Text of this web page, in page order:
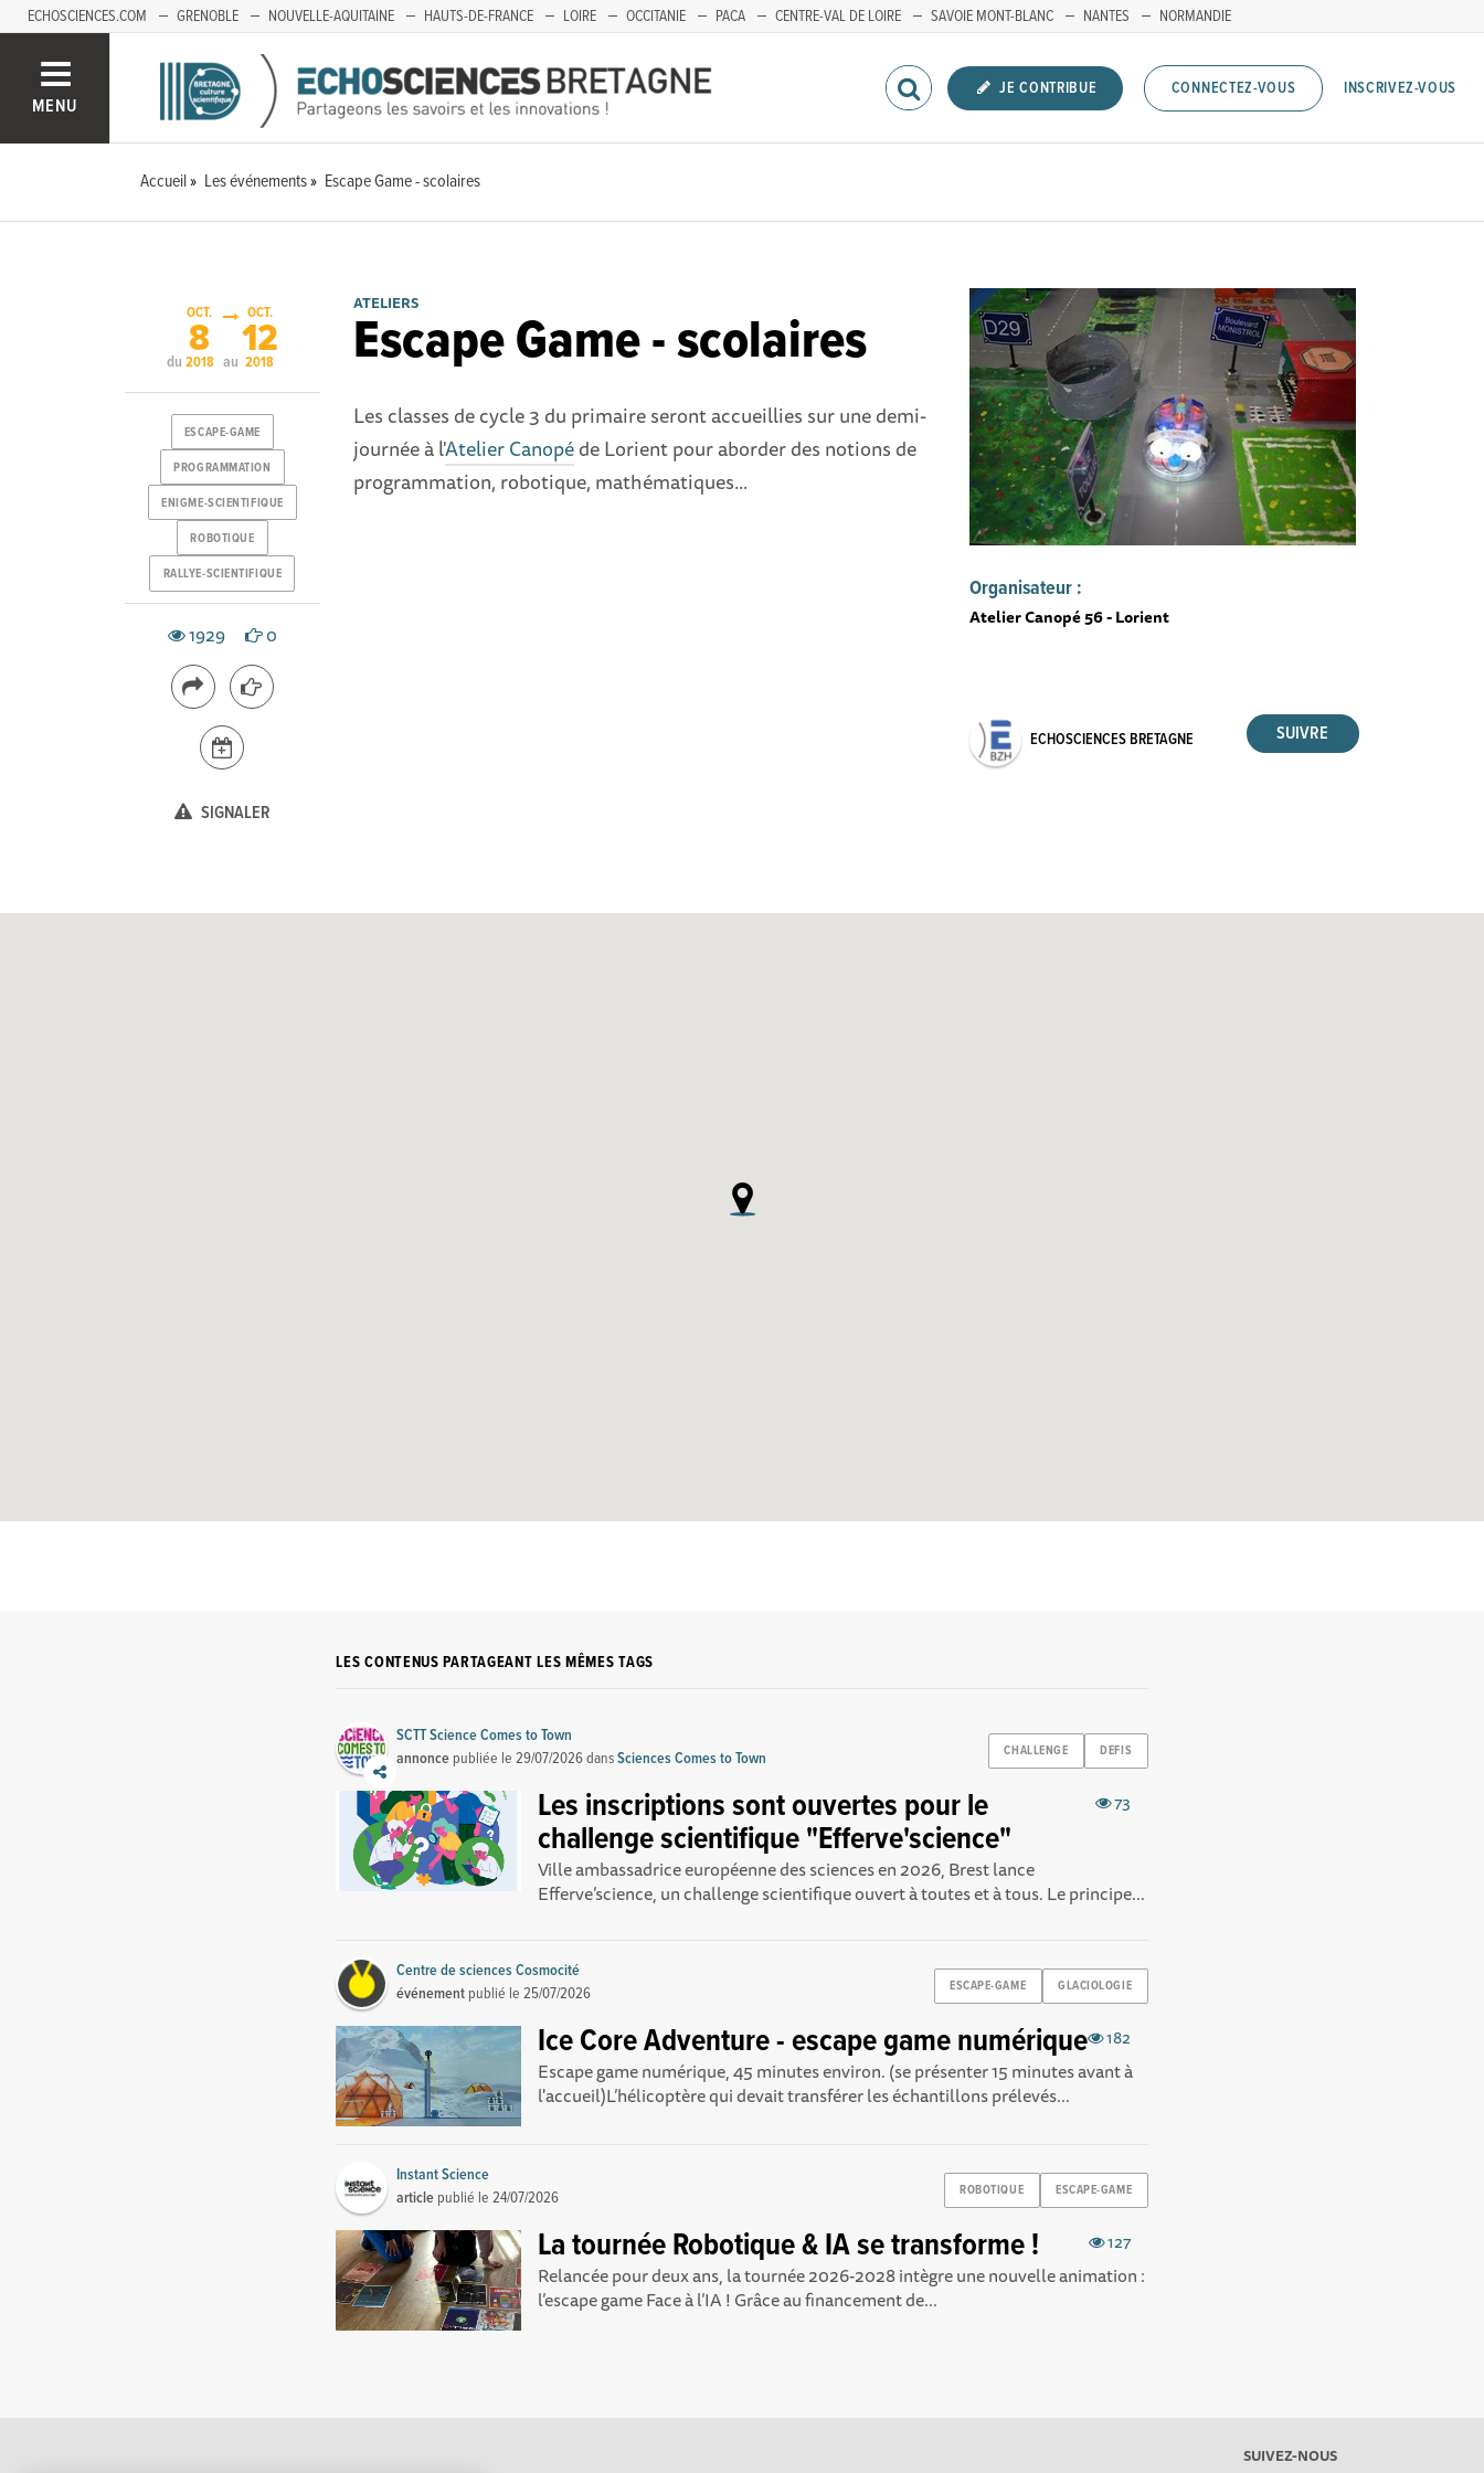
ECHOSCIENCES.COM GRENOBLE NOUVELLE-AQUITAINE HAUTS-DE-FRANCE LOIRE OCCITANIE PACA CENTRE-VAL DE LOIRE SAVOIE MONT-BLANC NANTES NORMANDIE
MENU
JE CONTRIBUE CONNECTEZ-VOUS INSCRIVEZ-VOUS
Accueil Les événements Escape Game - scolaires
ATELIERS
Escape Game - scolaires
Les classes de cycle 3 du primaire seront accueillies sur une demi-
journée à l'Atelier Canopéde Lorient pour aborder des notions de
programmation, robotique, mathématiques...
Organisateur :
Atelier Canopé 56 - Lorient
ECHOSCIENCES BRETAGNE
du
OCT.
8
2018 au
OCT.
12
2018
ESCAPE-GAME
PROGRAMMATION
ENIGME-SCIENTIFIQUE
ROBOTIQUE
RALLYE-SCIENTIFIQUE
1929 0
SIGNALER
LES CONTENUS PARTAGEANT LES MÊMES TAGS
CHALLENGE DEFIS
SCTT Science Comes to Town
annonce publiée le29/07/2026dansSciences Comes to Town
73
Les inscriptions sont ouvertes pour le
challenge scientifique "Efferve'science"
Ville ambassadrice européenne des sciences en 2026, Brest lance
Efferve’science, un challenge scientifique ouvert à toutes et à tous. Le principe...
ESCAPE-GAME GLACIOLOGIE
Centre de sciences Cosmocité
événement publié le25/07/2026
182
Ice Core Adventure - escape game numérique
Escape game numérique, 45 minutes environ. (se présenter 15 minutes avant à
l'accueil)L’hélicoptère qui devait transférer les échantillons prélevés...
ROBOTIQUE ESCAPE-GAME
Instant Science
article publié le24/07/2026
127
La tournée Robotique & IA se transforme !
Relancée pour deux ans, la tournée 2026-2028 intègre une nouvelle animation :
l’escape game Face à l’IA ! Grâce au financement de...
SUIVEZ-NOUS